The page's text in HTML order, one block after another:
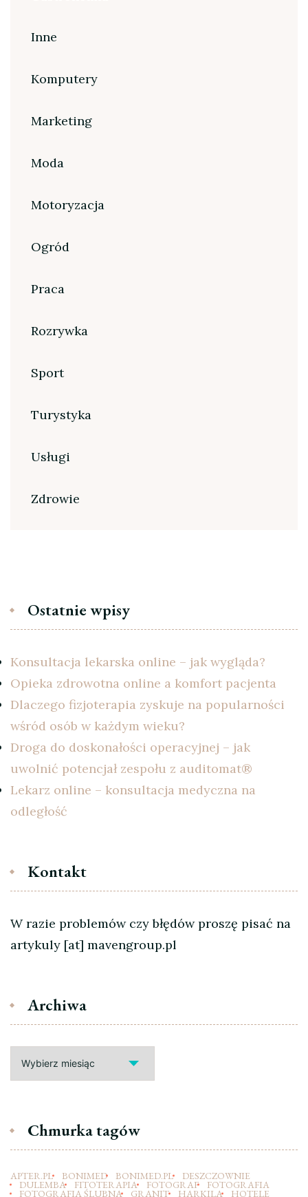
Inne
Komputery
Marketing
Moda
Motoryzacja
Ogród
Praca
Rozrywka
Sport
Turystyka
Usługi
Zdrowie
Ostatnie wpisy
Konsultacja lekarska online – jak wygląda?
Opieka zdrowotna online a komfort pacjenta
Dlaczego fizjoterapia zyskuje na popularności
wśród osób w każdym wieku?
Droga do doskonałości operacyjnej – jak
uwolnić potencjał zespołu z auditomat®
Lekarz online – konsultacja medyczna na
odległość
Kontakt
W razie problemów czy błędów proszę pisać na
artykuly [at] mavengroup.pl
Archiwa
Chmurka tagów
APTER.PL BONIMED BONIMED.PL DESZCZOWNIE
DULEMBA FITOTERAPIA FOTOGRAF FOTOGRAFIA
FOTOGRAFIA ŚLUBNA GRANIT HARKILA HOTELE